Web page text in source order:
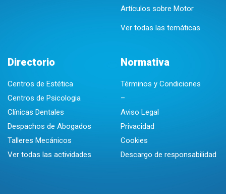
Artículos sobre Motor
Ver todas las temáticas
Directorio
Centros de Estética
Centros de Psicologia
Clínicas Dentales
Despachos de Abogados
Talleres Mecánicos
Ver todas las actividades
Normativa
Términos y Condiciones
–
Aviso Legal
Privacidad
Cookies
Descargo de responsabilidad